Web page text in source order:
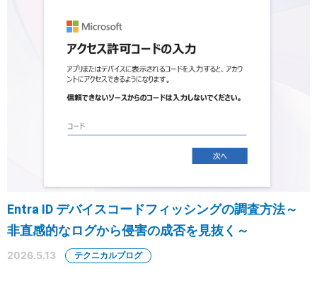
Entra ID デバイスコードフィッシングの調査方法～
非直感的なログから侵害の成否を見抜く～
2026.5.13 テクニカルブログ